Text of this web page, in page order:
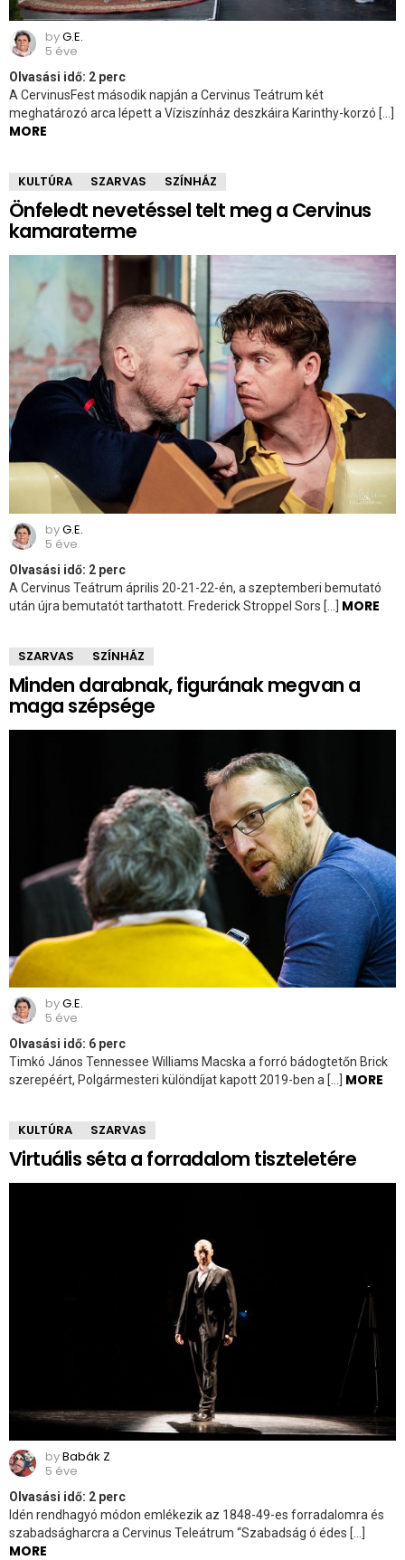
byG.E.
5 éve
Olvasási idő: 2 perc
A CervinusFest második napján a Cervinus Teátrum két
meghatározó arca lépett a Víziszínház deszkáira Karinthy-korzó […]
MORE
KULTÚRA SZARVAS SZÍNHÁZ
Önfeledt nevetéssel telt meg a Cervinus
kamaraterme
byG.E.
5 éve
Olvasási idő: 2 perc
A Cervinus Teátrum április 20-21-22-én, a szeptemberi bemutató
után újra bemutatót tarthatott. Frederick Stroppel Sors […] MORE
SZARVAS SZÍNHÁZ
Minden darabnak, figurának megvan a
maga szépsége
byG.E.
5 éve
Olvasási idő: 6 perc
Timkó János Tennessee Williams Macska a forró bádogtetőn Brick
szerepéért, Polgármesteri különdíjat kapott 2019-ben a […] MORE
KULTÚRA SZARVAS
Virtuális séta a forradalom tiszteletére
byBabák Z
5 éve
Olvasási idő: 2 perc
Idén rendhagyó módon emlékezik az 1848-49-es forradalomra és
szabadságharcra a Cervinus Teleátrum “Szabadság ó édes […]
MORE